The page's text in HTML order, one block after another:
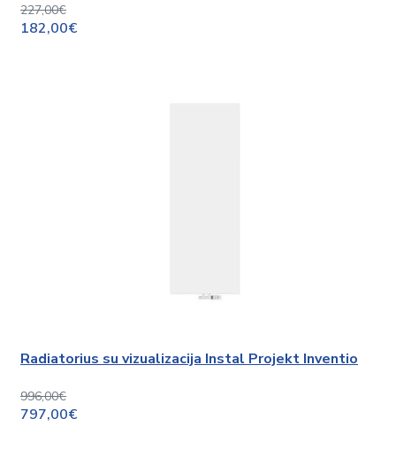
227,00€
182,00€
Radiatorius su vizualizacija Instal Projekt Inventio
996,00€
797,00€